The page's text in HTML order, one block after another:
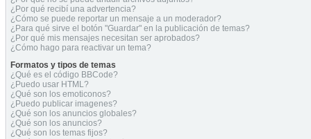
¿Por qué recibí una advertencia?
¿Cómo se puede reportar un mensaje a un moderador?
¿Para qué sirve el botón "Guardar" en la publicación de temas?
¿Por qué mis mensajes necesitan ser aprobados?
¿Cómo hago para reactivar un tema?
Formatos y tipos de temas
¿Qué es el código BBCode?
¿Puedo usar HTML?
¿Qué son los emoticonos?
¿Puedo publicar imagenes?
¿Qué son los anuncios globales?
¿Qué son los anuncios?
¿Qué son los temas fijos?